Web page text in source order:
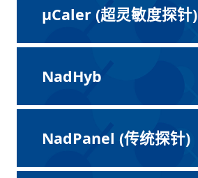
μCaler (超灵敏度探针)
NadHyb
NadPanel (传统探针)